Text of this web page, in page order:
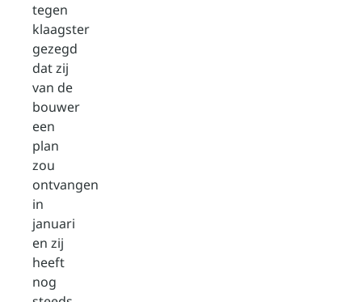
tegen
klaagster
gezegd
dat zij
van de
bouwer
een
plan
zou
ontvangen
in
januari
en zij
heeft
nog